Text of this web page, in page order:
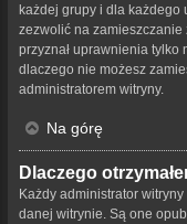
każdej grupy i dla każdego
zezwolić na zamieszczanie
przyznał uprawnienia tylko
dlaczego nie możesz
administratorem witryny.
Na górę
Dlaczego
Każdy administrator
danej witrynie. Są one